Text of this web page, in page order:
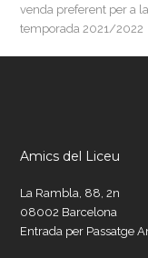
post:
venda preferent per a la
temporada 2021/2022
Amics del Liceu
La Rambla, 88, 2n
08002 Barcelona
Entrada per Passatge